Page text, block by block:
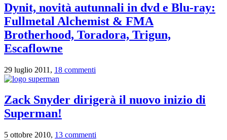
Dynit, novità autunnali in dvd e Blu-ray:
Fullmetal Alchemist & FMA
Brotherhood, Toradora, Trigun,
Escaflowne
29 luglio 2011, 18 commenti
Zack Snyder dirigerà il nuovo inizio di
Superman!
5 ottobre 2010, 13 commenti